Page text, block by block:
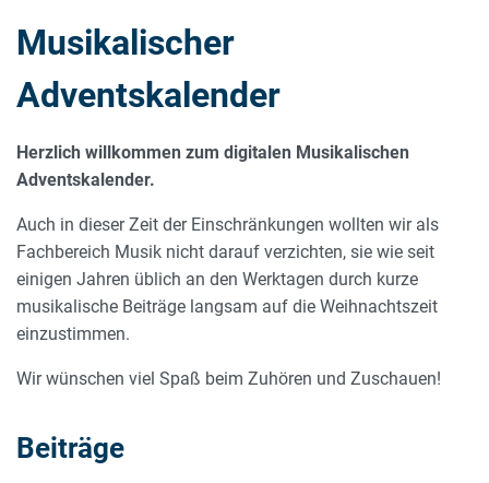
Musikalischer
Adventskalender
Herzlich willkommen zum digitalen Musikalischen
Adventskalender.
Auch in dieser Zeit der Einschränkungen wollten wir als
Fachbereich Musik nicht darauf verzichten, sie wie seit
einigen Jahren üblich an den Werktagen durch kurze
musikalische Beiträge langsam auf die Weihnachtszeit
einzustimmen.
Wir wünschen viel Spaß beim Zuhören und Zuschauen!
Beiträge